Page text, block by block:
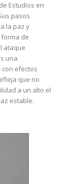
Estudios en
pasos
la paz y
de
ataque
una
efectos
que no
a un alto el
estable.